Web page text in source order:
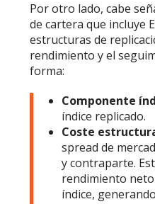
Por otro lado, cabe
de cartera que incluye
estructuras de
rendimiento y el
forma:
Componente
índice replicado.
Coste
spread de
y contraparte.
rendimiento
índice,